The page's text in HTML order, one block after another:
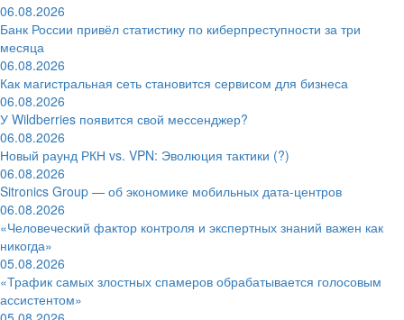
06.08.2026
Банк России привёл статистику по киберпреступности за три
месяца
06.08.2026
Как магистральная сеть становится сервисом для бизнеса
06.08.2026
У Wildberries появится свой мессенджер?
06.08.2026
Новый раунд РКН vs. VPN: Эволюция тактики (?)
06.08.2026
Sitronics Group — об экономике мобильных дата-центров
06.08.2026
«Человеческий фактор контроля и экспертных знаний важен как
никогда»
05.08.2026
«Трафик самых злостных спамеров обрабатывается голосовым
ассистентом»